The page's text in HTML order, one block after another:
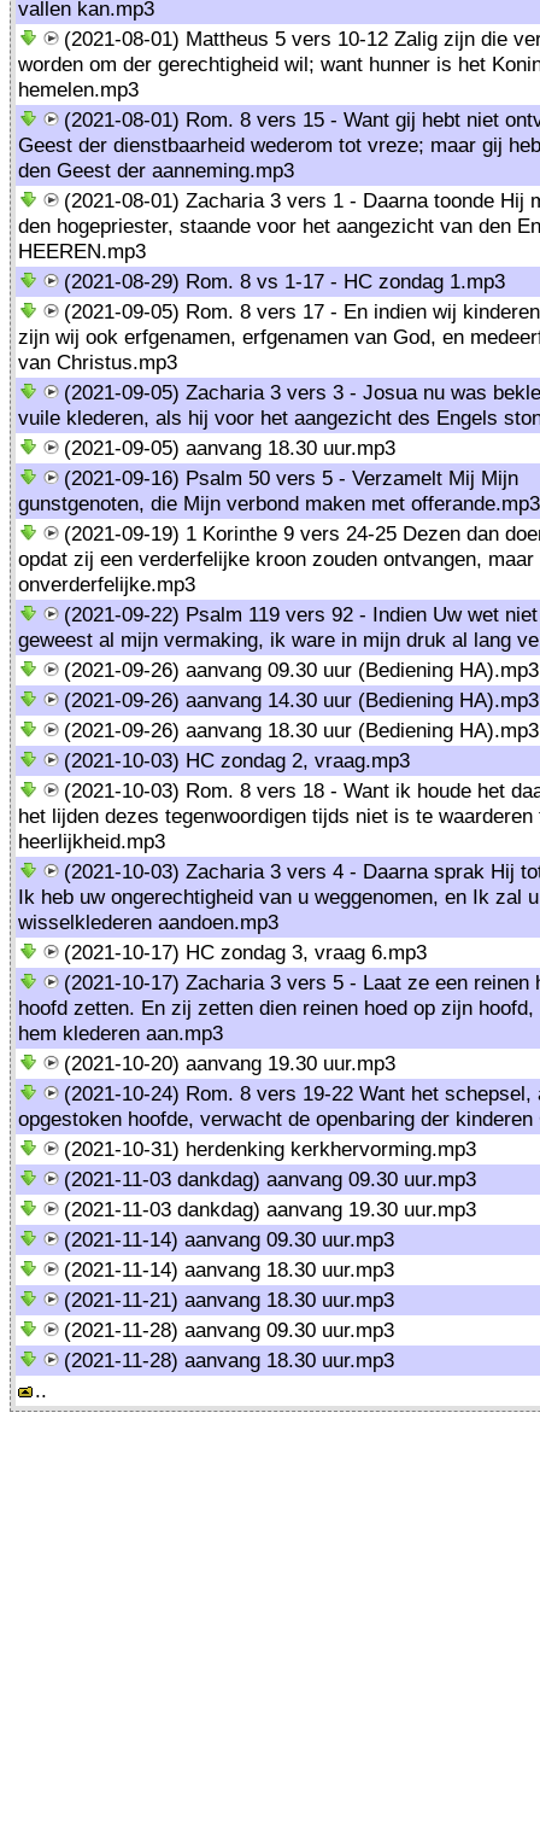
vallen kan.mp3
(2021-08-01) Mattheus 5 vers 10-12 Zalig zijn die
worden om der gerechtigheid wil; want hunner is het
hemelen.mp3
(2021-08-01) Rom. 8 vers 15 - Want gij hebt niet
Geest der dienstbaarheid wederom tot vreze; maar gij
den Geest der aanneming.mp3
(2021-08-01) Zacharia 3 vers 1 - Daarna toonde Hij
den hogepriester, staande voor het aangezicht van den
HEEREN.mp3
(2021-08-29) Rom. 8 vs 1-17 - HC zondag 1.mp3
(2021-09-05) Rom. 8 vers 17 - En indien wij
zijn wij ook erfgenamen, erfgenamen van God, en
van Christus.mp3
(2021-09-05) Zacharia 3 vers 3 - Josua nu was
vuile klederen, als hij voor het aangezicht des Engels
(2021-09-05) aanvang 18.30 uur.mp3
(2021-09-16) Psalm 50 vers 5 - Verzamelt Mij Mijn
gunstgenoten, die Mijn verbond maken met offerande.mp3
(2021-09-19) 1 Korinthe 9 vers 24-25 Dezen dan
opdat zij een verderfelijke kroon zouden ontvangen, maar
onverderfelijke.mp3
(2021-09-22) Psalm 119 vers 92 - Indien Uw wet
geweest al mijn vermaking, ik ware in mijn druk al lang
(2021-09-26) aanvang 09.30 uur (Bediening HA).mp3
(2021-09-26) aanvang 14.30 uur (Bediening HA).mp3
(2021-09-26) aanvang 18.30 uur (Bediening HA).mp3
(2021-10-03) HC zondag 2, vraag.mp3
(2021-10-03) Rom. 8 vers 18 - Want ik houde het
het lijden dezes tegenwoordigen tijds niet is te waarderen
heerlijkheid.mp3
(2021-10-03) Zacharia 3 vers 4 - Daarna sprak Hij
Ik heb uw ongerechtigheid van u weggenomen, en Ik zal u
wisselklederen aandoen.mp3
(2021-10-17) HC zondag 3, vraag 6.mp3
(2021-10-17) Zacharia 3 vers 5 - Laat ze een reinen
hoofd zetten. En zij zetten dien reinen hoed op zijn
hem klederen aan.mp3
(2021-10-20) aanvang 19.30 uur.mp3
(2021-10-24) Rom. 8 vers 19-22 Want het schepsel,
opgestoken hoofde, verwacht de openbaring der kinderen
(2021-10-31) herdenking kerkhervorming.mp3
(2021-11-03 dankdag) aanvang 09.30 uur.mp3
(2021-11-03 dankdag) aanvang 19.30 uur.mp3
(2021-11-14) aanvang 09.30 uur.mp3
(2021-11-14) aanvang 18.30 uur.mp3
(2021-11-21) aanvang 18.30 uur.mp3
(2021-11-28) aanvang 09.30 uur.mp3
(2021-11-28) aanvang 18.30 uur.mp3
..